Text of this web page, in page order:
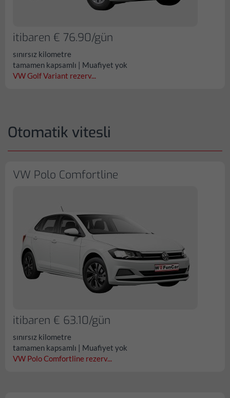
itibaren € 76.90/gün
sınırsız kilometre
tamamen kapsamlı | Muafiyet yok
VW Golf Variant rezerv...
Otomatik vitesli
VW Polo Comfortline
itibaren € 63.10/gün
sınırsız kilometre
tamamen kapsamlı | Muafiyet yok
VW Polo Comfortline rezerv...